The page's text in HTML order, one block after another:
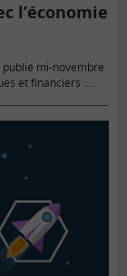
l’économie
mi-novembre
et financiers :